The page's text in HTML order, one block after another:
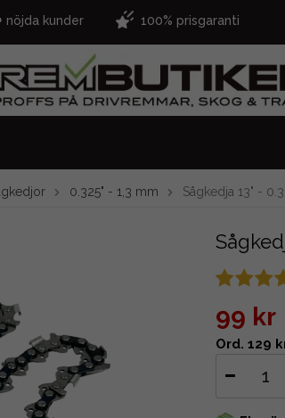
nöjda kunder 100% prisgaranti
0.325" - 1,3 mm Sågkedja 13" -
99 kr
Ord. 129